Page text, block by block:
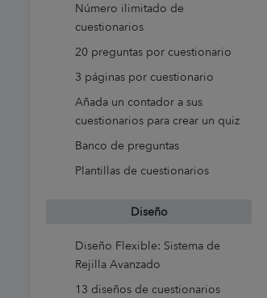
Número ilimitado de
cuestionarios
20 preguntas por cuestionario
3 páginas por cuestionario
Añada un contador a sus
cuestionarios para crear un quiz
Banco de preguntas
Plantillas de cuestionarios
Diseño
Diseño Flexible: Sistema de
Rejilla Avanzado
13 diseños de cuestionarios